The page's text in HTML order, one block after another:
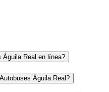
Águila Real en línea?
Águila Real?